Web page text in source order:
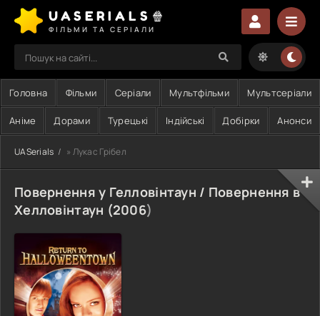
UASERIALS🍿
ФІЛЬМИ ТА СЕРІАЛИ
Головна Фільми Серіали Мультфільми Мультсеріали
Аніме Дорами Турецькі Індійські Добірки Анонси
UASerials » Лукас Грібел
Повернення у Гелловінтаун / Повернення в
Хелловінтаун (2006)